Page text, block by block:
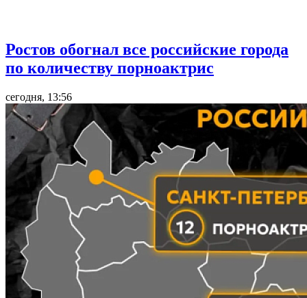
Ростов обогнал все российские города
по количеству порноактрис
сегодня, 13:56